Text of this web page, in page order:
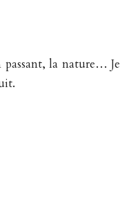
la nature… Je